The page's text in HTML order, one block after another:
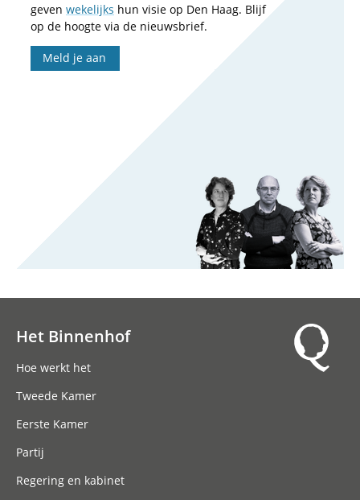
geven wekelijks hun visie op Den Haag. Blijf
op de hoogte via de nieuwsbrief.
Meld je aan
Het Binnenhof
Hoe werkt het
Tweede Kamer
Eerste Kamer
Partij
Regering en kabinet